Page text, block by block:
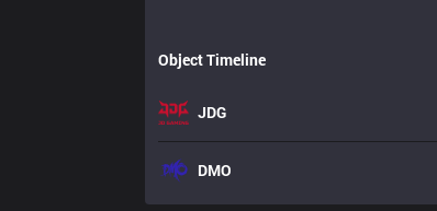
Object Timeline
JDG
DMO